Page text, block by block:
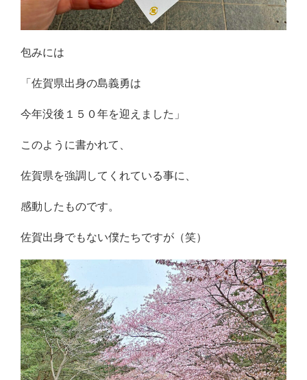
包みには
「佐賀県出身の島義勇は
今年没後１５０年を迎えました」
このように書かれて、
佐賀県を強調してくれている事に、
感動したものです。
佐賀出身でもない僕たちですが（笑）